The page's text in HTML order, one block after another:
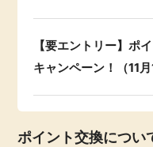
【要エントリー】ポ
キャンペーン！（11
ポイント交換につい